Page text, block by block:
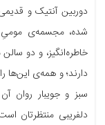
دوربین آنتیک و
شده، مجسمه‌ی مومیِ
دارند؛ و همه‌ی
سبز و جویبار روان
دلفریبی منتظرتان